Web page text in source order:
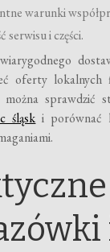
warunki
serwisu i części.
oferty lokalnych
można sprawdzić
śląsk i porównać